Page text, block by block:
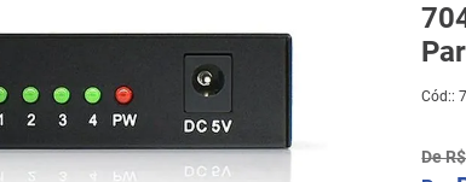
Cód::
DeR$